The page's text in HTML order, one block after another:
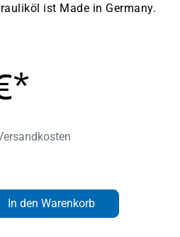
ist Made in Germany.
den gewünschten
In den Warenkorb